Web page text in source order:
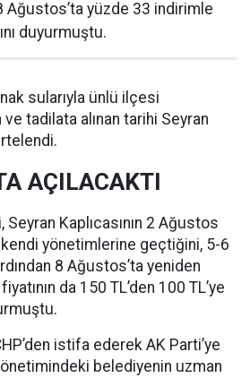
Ağustos’ta yüzde 33 indirimle
duyurmuştu.
sularıyla ünlü ilçesi
ve tadilata alınan tarihi Seyran
AÇILACAKTI
Kaplıcasının 2 Ağustos
yönetimlerine geçtiğini, 5-6
8 Ağustos’ta yeniden
da 150 TL’den 100 TL’ye
istifa ederek AK Parti’ye
belediyenin uzman